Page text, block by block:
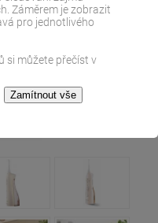
Záměrem je zobrazit
pro jednotlivého
si můžete přečíst v